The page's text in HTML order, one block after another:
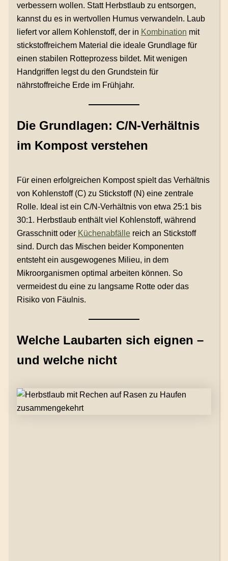
verbessern wollen. Statt Herbstlaub zu entsorgen,
kannst du es in wertvollen Humus verwandeln. Laub
liefert vor allem Kohlenstoff, der in Kombination mit
stickstoffreichem Material die ideale Grundlage für
einen stabilen Rotteprozess bildet. Mit wenigen
Handgriffen legst du den Grundstein für
nährstoffreiche Erde im Frühjahr.
Die Grundlagen: C/N-Verhältnis
im Kompost verstehen
Für einen erfolgreichen Kompost spielt das Verhältnis
von Kohlenstoff (C) zu Stickstoff (N) eine zentrale
Rolle. Ideal ist ein C/N-Verhältnis von etwa 25:1 bis
30:1. Herbstlaub enthält viel Kohlenstoff, während
Grasschnitt oder Küchenabfällereich an Stickstoff
sind. Durch das Mischen beider Komponenten
entsteht ein ausgewogenes Milieu, in dem
Mikroorganismen optimal arbeiten können. So
vermeidest du eine zu langsame Rotte oder das
Risiko von Fäulnis.
Welche Laubarten sich eignen –
und welche nicht